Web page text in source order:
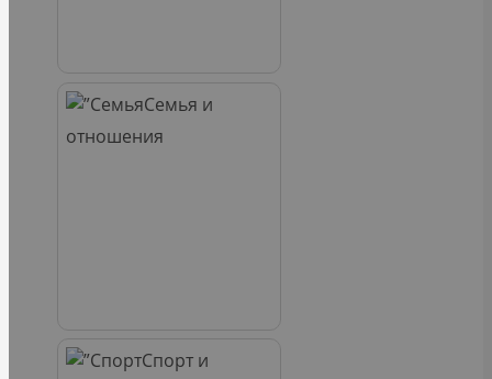
Семья и
отношения
Спорт и